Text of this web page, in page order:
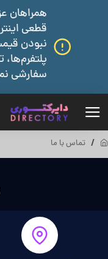
همراهان
قطعی
نبودن
پلتفرم‌ها،
سفارشی
تماس با ما